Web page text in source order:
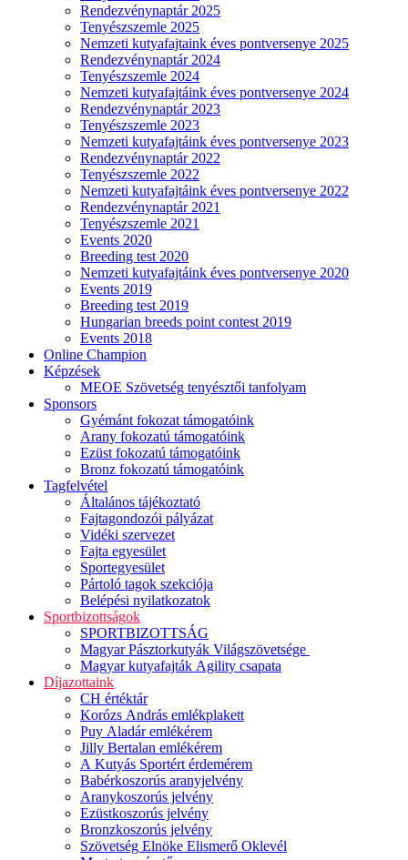
Rendezvénynaptár 2025
Tenyészszemle 2025
Nemzeti kutyafajtaink éves pontversenye 2025
Rendezvénynaptár 2024
Tenyészszemle 2024
Nemzeti kutyafajtáink éves pontversenye 2024
Rendezvénynaptár 2023
Tenyészszemle 2023
Nemzeti kutyafajtáink éves pontversenye 2023
Rendezvénynaptár 2022
Tenyészszemle 2022
Nemzeti kutyafajtáink éves pontversenye 2022
Rendezvénynaptár 2021
Tenyészszemle 2021
Events 2020
Breeding test 2020
Nemzeti kutyafajtáink éves pontversenye 2020
Events 2019
Breeding test 2019
Hungarian breeds point contest 2019
Events 2018
Online Champion
Képzések
MEOE Szövetség tenyésztői tanfolyam
Sponsors
Gyémánt fokozat támogatóink
Arany fokozatú támogatóink
Ezüst fokozatú támogatóink
Bronz fokozatú támogatóink
Tagfelvétel
Általános tájékoztató
Fajtagondozói pályázat
Vidéki szervezet
Fajta egyesület
Sportegyesület
Pártoló tagok szekciója
Belépési nyilatkozatok
Sportbizottságok
SPORTBIZOTTSÁG
Magyar Pásztorkutyák Világszövetsége
Magyar kutyafajták Agility csapata
Díjazottaink
CH értéktár
Korózs András emlékplakett
Puy Aladár emlékérem
Jilly Bertalan emlékérem
A Kutyás Sportért érdemérem
Babérkoszorús aranyjelvény
Aranykoszorús jelvény
Ezüstkoszorús jelvény
Bronzkoszorús jelvény
Szövetség Elnöke Elismerő Oklevél